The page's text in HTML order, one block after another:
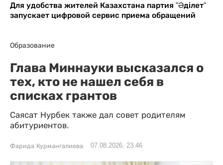
Для удобства жителей Казахстана партия "Әділет"
запускает цифровой сервис приема обращений
Образование
Глава Миннауки высказался о
тех, кто не нашел себя в
списках грантов
Саясат Нурбек также дал совет родителям
абитуриентов.
Фарида Курмангалиева 07.08.2026, 23:46